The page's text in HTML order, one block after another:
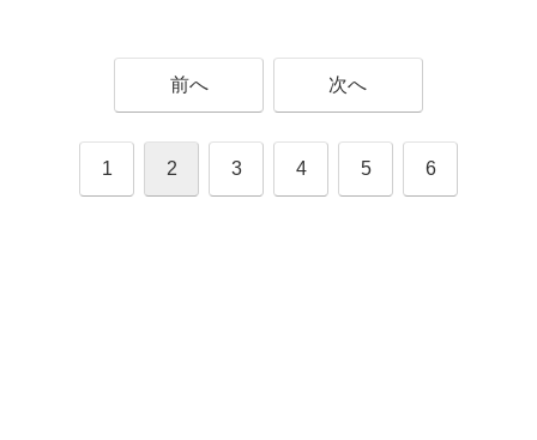
前へ 次へ
1 2 3 4 5 6